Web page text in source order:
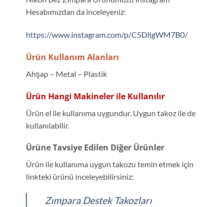
Hesabımızdan da inceleyeniz:
https://www.instagram.com/p/C5DllgWM7B0/
Ürün Kullanım Alanları
Ahşap – Metal – Plastik
Ürün Hangi Makineler ile Kullanılır
Ürün el ile kullanıma uygundur. Uygun takoz ile de
kullanılabilir.
Ürüne Tavsiye Edilen Diğer Ürünler
Ürün ile kullanıma uygun takozu temin etmek için
linkteki ürünü inceleyebilirsiniz:
Zımpara Destek Takozları